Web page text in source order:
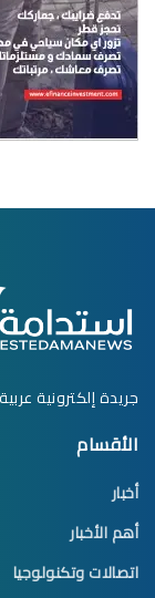
جريدة إلكترونية
الأقسام
أخبار
أهم الأخبار
اتصالات وتكنولوجيا